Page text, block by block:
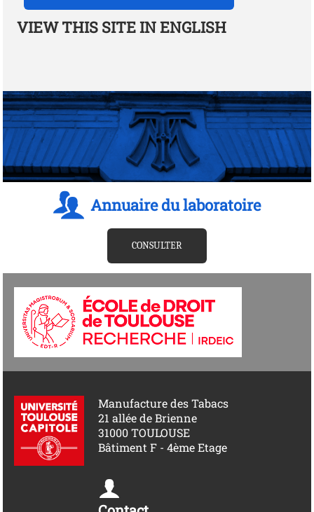
VIEW THIS SITE IN ENGLISH
Annuaire du laboratoire
CONSULTER
Manufacture des Tabacs
21 allée de Brienne
31000 TOULOUSE
Bâtiment F - 4ème Etage